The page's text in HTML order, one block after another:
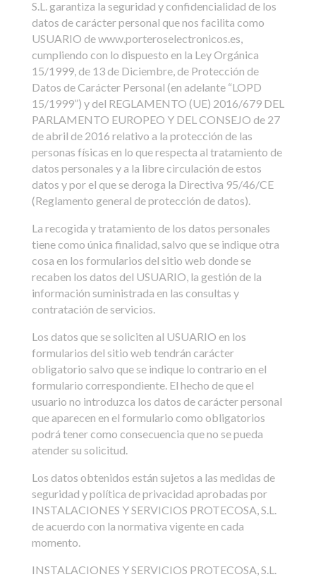
S.L. garantiza la seguridad y confidencialidad de los
datos de carácter personal que nos facilita como
USUARIO de www.porteroselectronicos.es,
cumpliendo con lo dispuesto en la Ley Orgánica
15/1999, de 13 de Diciembre, de Protección de
Datos de Carácter Personal (en adelante “LOPD
15/1999”) y del REGLAMENTO (UE) 2016/679 DEL
PARLAMENTO EUROPEO Y DEL CONSEJO de 27
de abril de 2016 relativo a la protección de las
personas físicas en lo que respecta al tratamiento de
datos personales y a la libre circulación de estos
datos y por el que se deroga la Directiva 95/46/CE
(Reglamento general de protección de datos).
La recogida y tratamiento de los datos personales
tiene como única finalidad, salvo que se indique otra
cosa en los formularios del sitio web donde se
recaben los datos del USUARIO, la gestión de la
información suministrada en las consultas y
contratación de servicios.
Los datos que se soliciten al USUARIO en los
formularios del sitio web tendrán carácter
obligatorio salvo que se indique lo contrario en el
formulario correspondiente. El hecho de que el
usuario no introduzca los datos de carácter personal
que aparecen en el formulario como obligatorios
podrá tener como consecuencia que no se pueda
atender su solicitud.
Los datos obtenidos están sujetos a las medidas de
seguridad y política de privacidad aprobadas por
INSTALACIONES Y SERVICIOS PROTECOSA, S.L.
de acuerdo con la normativa vigente en cada
momento.
INSTALACIONES Y SERVICIOS PROTECOSA, S.L.